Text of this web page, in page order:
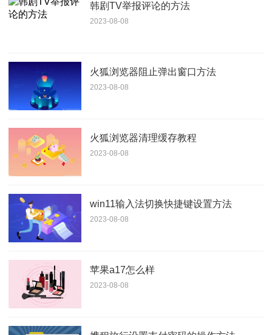
韩剧TV举报评论的方法
2023-08-08
火狐浏览器阻止弹出窗口方法
2023-08-08
火狐浏览器清理缓存教程
2023-08-08
win11输入法切换快捷键设置方法
2023-08-08
苹果a17怎么样
2023-08-08